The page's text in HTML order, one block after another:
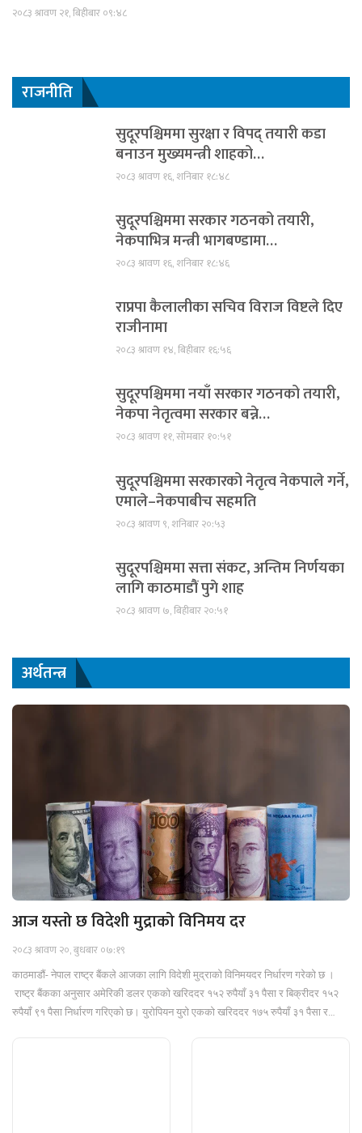
२०८३ श्रावण २१, बिहीबार ०९:४८
राजनीति
सुदूरपश्चिममा सुरक्षा र विपद् तयारी कडा
बनाउन मुख्यमन्त्री शाहको…
२०८३ श्रावण १६, शनिबार १८:४८
सुदूरपश्चिममा सरकार गठनको तयारी,
नेकपाभित्र मन्त्री भागबण्डामा…
२०८३ श्रावण १६, शनिबार १८:४६
राप्रपा कैलालीका सचिव विराज विष्टले दिए
राजीनामा
२०८३ श्रावण १४, बिहीबार १६:५६
सुदूरपश्चिममा नयाँ सरकार गठनको तयारी,
नेकपा नेतृत्वमा सरकार बन्ने…
२०८३ श्रावण ११, सोमबार १०:५१
सुदूरपश्चिममा सरकारको नेतृत्व नेकपाले गर्ने,
एमाले–नेकपाबीच सहमति
२०८३ श्रावण ९, शनिबार २०:५३
सुदूरपश्चिममा सत्ता संकट, अन्तिम निर्णयका
लागि काठमाडौं पुगे शाह
२०८३ श्रावण ७, बिहीबार २०:५१
अर्थतन्त्र
आज यस्तो छ विदेशी मुद्राको विनिमय दर
२०८३ श्रावण २०, बुधबार ०७:१९
काठमाडौं- नेपाल राष्ट्र बैंकले आजका लागि विदेशी मुद्राको विनिमयदर निर्धारण गरेको छ ।
राष्ट्र बैंकका अनुसार अमेरिकी डलर एकको खरिददर १५२ रुपैयाँ ३१ पैसा र बिक्रीदर १५२
रुपैयाँ ९१ पैसा निर्धारण गरिएको छ। युरोपियन युरो एकको खरिददर १७५ रुपैयाँ ३१ पैसा र…